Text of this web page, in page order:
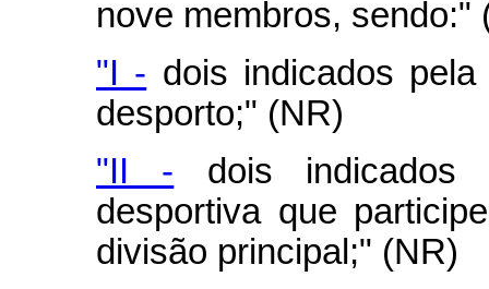
nove membros, sendo:"
"I - dois indicados
desporto;" (NR)
"II - dois indicados
desportiva que
divisão principal;" (NR)